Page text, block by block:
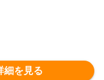
細を見る